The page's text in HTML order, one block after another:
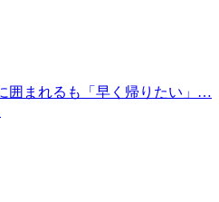
囲まれるも「早く帰りたい」…